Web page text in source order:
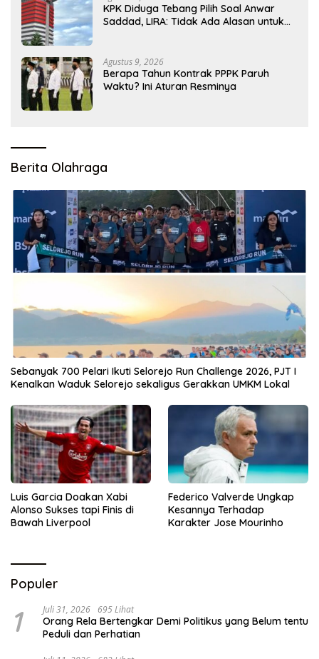
KPK Diduga Tebang Pilih Soal Anwar
Saddad, LIRA: Tidak Ada Alasan untuk
Agustus 9, 2026
Berapa Tahun Kontrak PPPK Paruh
Waktu? Ini Aturan Resminya
Berita Olahraga
Sebanyak 700 Pelari Ikuti Selorejo Run Challenge 2026, PJT I
Kenalkan Waduk Selorejo sekaligus Gerakkan UMKM Lokal
Luis Garcia Doakan Xabi
Alonso Sukses tapi Finis di
Bawah Liverpool
Federico Valverde Ungkap
Kesannya Terhadap
Karakter Jose Mourinho
Populer
1 Juli 31, 2026 695 Lihat
Orang Rela Bertengkar Demi Politikus yang Belum tentu
Peduli dan Perhatian